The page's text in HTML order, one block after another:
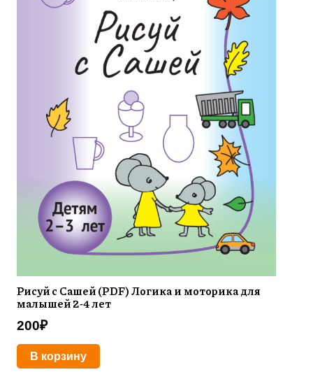
Рисуй с Сашей (PDF) Логика и моторика для
малышей 2-4 лет
200₽
В корзину